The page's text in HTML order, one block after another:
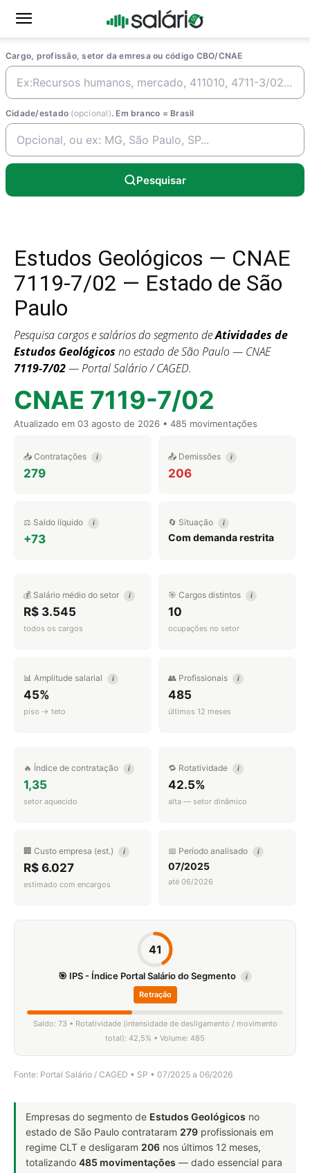
Cargo, profissão, setor da emresa ou código CBO/CNAE
Cidade/estado (opcional). Em branco = Brasil
Pesquisar
Estudos Geológicos — CNAE
7119-7/02 — Estado de São
Paulo
Pesquisa cargos e salários do segmento deAtividades de
Estudos Geológicos no estado de São Paulo — CNAE
7119-7/02— Portal Salário / CAGED.
CNAE 7119-7/02
Atualizado em 03 agosto de 2026 • 485 movimentações
📥 Contratações i
279
📤 Demissões i
206
⚖️ Saldo líquido i
+73
🔄 Situação i
Com demanda restrita
💰 Salário médio do setor i
R$ 3.545
todos os cargos
🎯 Cargos distintos i
10
ocupações no setor
📊 Amplitude salarial i
45%
piso → teto
👥 Profissionais i
485
últimos 12 meses
🔥 Índice de contratação i
1,35
setor aquecido
🔁 Rotatividade i
42.5%
alta — setor dinâmico
🏢 Custo empresa (est.) i
R$ 6.027
estimado com encargos
📅 Período analisado i
07/2025
até 06/2026
41
🎯 IPS - Índice Portal Salário do Segmento i
Retração
Saldo: 73 • Rotatividade (intensidade de desligamento / movimento
total): 42,5% • Volume: 485
Fonte: Portal Salário / CAGED • SP • 07/2025 a 06/2026
Empresas do segmento de Estudos Geológicos no
estado de São Paulo contrataram 279 profissionais em
regime CLT e desligaram 206 nos últimos 12 meses,
totalizando 485 movimentações — dado essencial para